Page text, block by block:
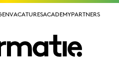
VACATURESACADEMYPARTNERS
VACATURESACADEMYPARTNERS